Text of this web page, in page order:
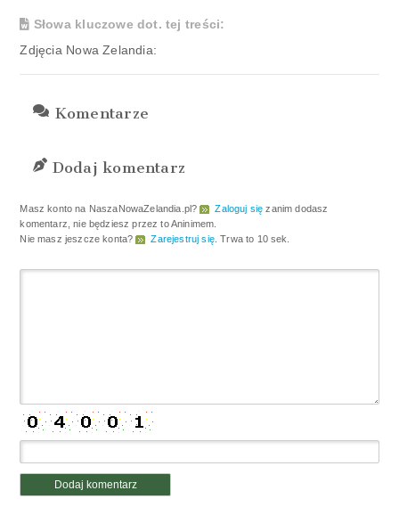
Słowa kluczowe dot. tej treści:
Zdjęcia Nowa Zelandia:
Komentarze
Dodaj komentarz
Masz konto na NaszaNowaZelandia.pl? Zaloguj się zanim dodasz
komentarz, nie będziesz przez to Aninimem.
Nie masz jeszcze konta?
Zarejestruj się. Trwa to 10 sek.